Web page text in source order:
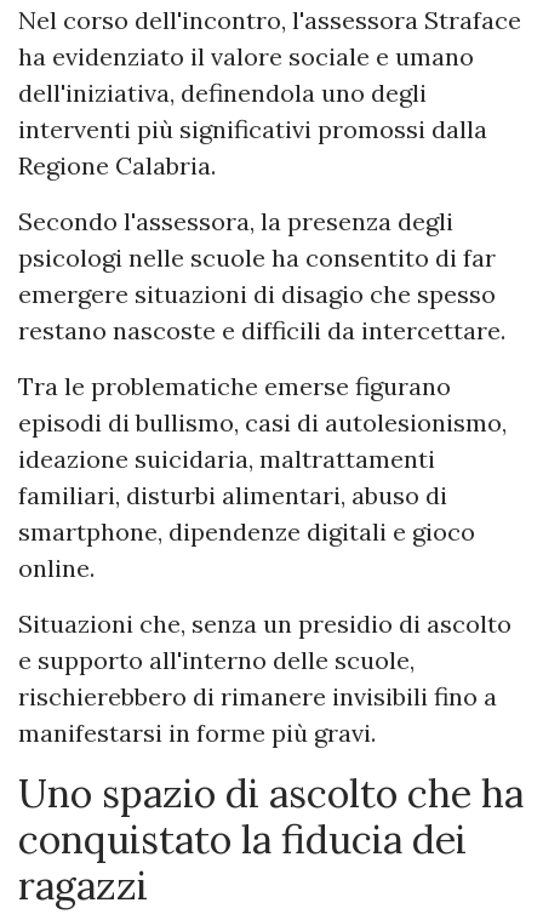
Nel corso dell'incontro, l'assessora Straface
ha evidenziato il valore sociale e umano
dell'iniziativa, definendola uno degli
interventi più significativi promossi dalla
Regione Calabria.
Secondo l'assessora, la presenza degli
psicologi nelle scuole ha consentito di far
emergere situazioni di disagio che spesso
restano nascoste e difficili da intercettare.
Tra le problematiche emerse figurano
episodi di bullismo, casi di autolesionismo,
ideazione suicidaria, maltrattamenti
familiari, disturbi alimentari, abuso di
smartphone, dipendenze digitali e gioco
online.
Situazioni che, senza un presidio di ascolto
e supporto all'interno delle scuole,
rischierebbero di rimanere invisibili fino a
manifestarsi in forme più gravi.
Uno spazio di ascolto che ha
conquistato la fiducia dei
ragazzi